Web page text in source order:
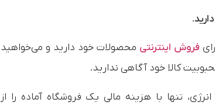
فروش اینترنتی محصولات خود دارید و می‌خواهید
کالا خود آگاهی ندارید.
تنها با هزینه مالی یک فروشگاه آماده را از